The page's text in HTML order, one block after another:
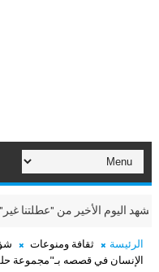
الأخير من "عطلتنا غير" في
الرئيسة ثقافة ومنوعات
الإنسان في قصصه بـ"مجموعة